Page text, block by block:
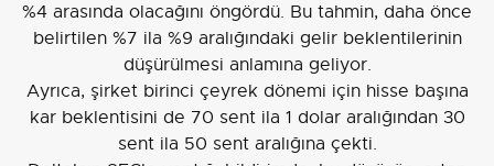
%4 arasında olacağını öngördü. Bu tahmin, daha önce
belirtilen %7 ila %9 aralığındaki gelir beklentilerinin
düşürülmesi anlamına geliyor.
Ayrıca, şirket birinci çeyrek dönemi için hisse başına
kar beklentisini de 70 sent ila 1 dolar aralığından 30
sent ila 50 sent aralığına çekti.